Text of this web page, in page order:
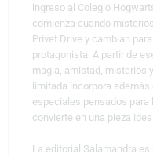
ingreso al Colegio
comienza cuando
Privet Drive y cambian
protagonista. A partir de
magia, amistad, misterios
limitada incorpora
especiales pensados para
convierte en una pieza
La editorial Salamandra